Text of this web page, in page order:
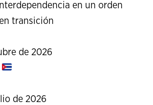
en un orden
transición
de 2026
de 2026